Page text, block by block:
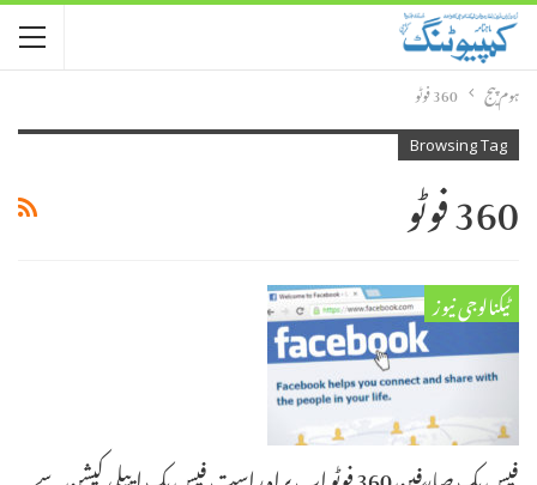
ہوم پیج 360 فوٹو
Browsing Tag
360 فوٹو
ٹیکنالوجی نیوز